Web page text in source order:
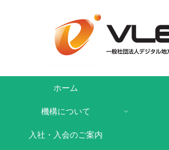
ホーム
機構について
入社・入会のご案内